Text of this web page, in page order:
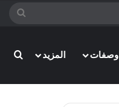
وصفات المزيد